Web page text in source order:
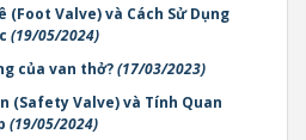
(Foot Valve) và Cách Sử Dụng
(19/05/2024)
của van thở?(17/03/2023)
(Safety Valve) và Tính Quan
(19/05/2024)